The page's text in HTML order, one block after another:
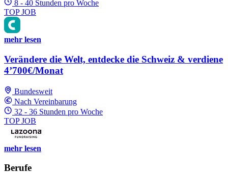
8 - 40 Stunden pro Woche
TOP JOB
mehr lesen
Verändere die Welt, entdecke die Schweiz & verdiene
4’700€/Monat
Bundesweit
Nach Vereinbarung
32 - 36 Stunden pro Woche
TOP JOB
mehr lesen
Berufe